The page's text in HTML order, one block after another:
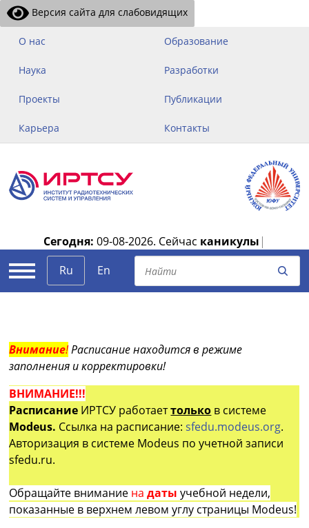
Версия сайта для слабовидящих
О нас Образование
Наука Разработки
Проекты Публикации
Карьера Контакты
Сегодня: 09-08-2026. Сейчас каникулы |
Ru
En
Внимание!Расписание находится в режиме
заполнения и корректировки!
ВНИМАНИЕ!!!
Расписание ИРТСУ работаеттолько в системе
Modeus. Ссылка на расписание:sfedu.modeus.org.
Авторизация в системе Modeus по учетной записи
sfedu.ru.
Обращайте внимание на датыучебной недели,
показанные в верхнем левом углу страницы Modeus!